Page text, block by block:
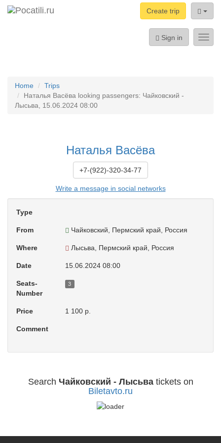
Create trip
Sign in
Home
Trips
Наталья Васёва looking passengers: Чайковский -
Лысьва, 15.06.2024 08:00
Наталья Васёва
+7-(922)-320-34-77
Write a message in social networks
Type
From Чайковский, Пермский край, Россия
Where Лысьва, Пермский край, Россия
Date 15.06.2024 08:00
Seats-
Number
3
Price 1 100 р.
Comment
Search Чайковский - Лысьваtickets on
Biletavto.ru